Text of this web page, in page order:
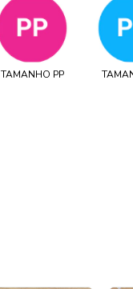
TAMANHO PP